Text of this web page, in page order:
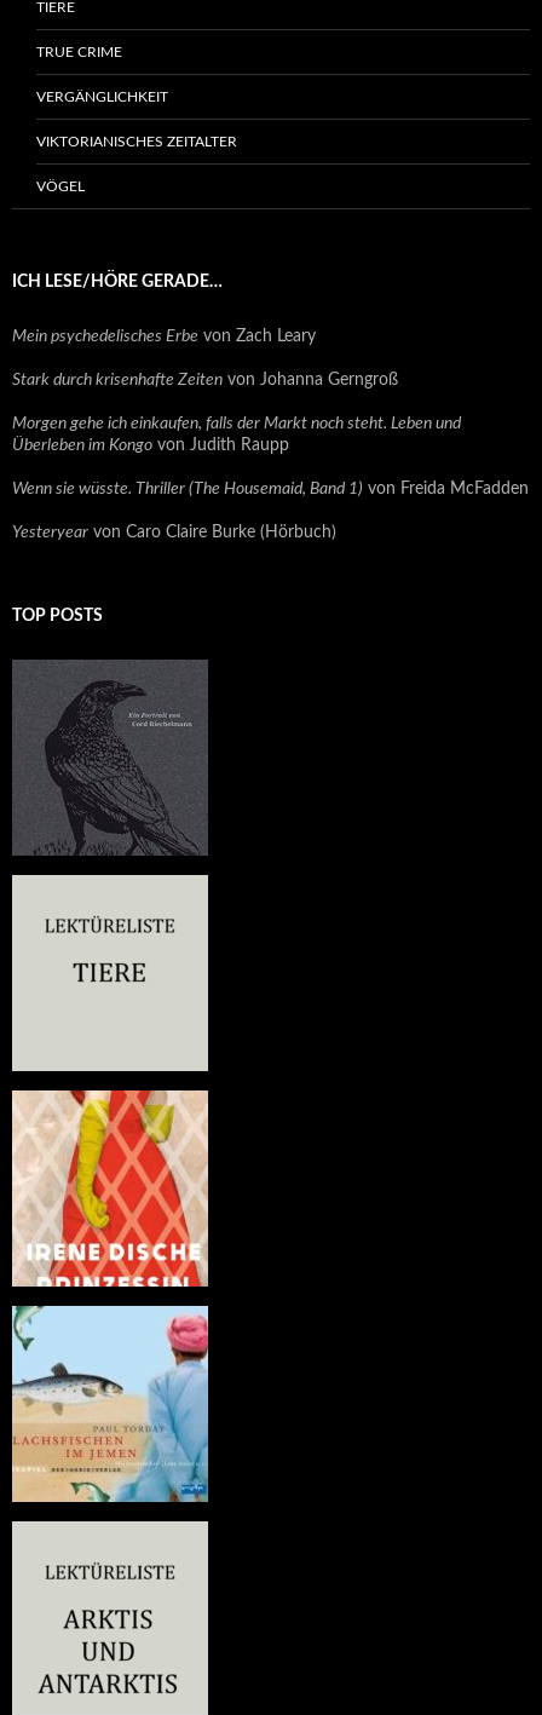
TIERE
TRUE CRIME
VERGÄNGLICHKEIT
VIKTORIANISCHES ZEITALTER
VÖGEL
ICH LESE/HÖRE GERADE…
Mein psychedelisches Erbe von Zach Leary
Stark durch krisenhafte Zeiten von Johanna Gerngroß
Morgen gehe ich einkaufen, falls der Markt noch steht. Leben und
Überleben im Kongo von Judith Raupp
Wenn sie wüsste. Thriller (The Housemaid, Band 1) von Freida McFadden
Yesteryear von Caro Claire Burke (Hörbuch)
TOP POSTS